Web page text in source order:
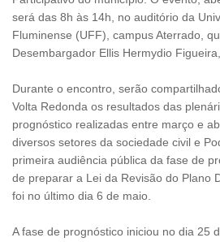
será das 8h às 14h, no auditório da
Fluminense (UFF), campus Aterrado,
Desembargador Ellis Hermydio Figueira,
Durante o encontro, serão
Volta Redonda os resultados das
prognóstico realizadas entre março e
diversos setores da sociedade civil e
primeira audiência pública da fase de
de preparar a Lei da Revisão do Plano
foi no último dia 6 de maio.
A fase de prognóstico iniciou no dia 25